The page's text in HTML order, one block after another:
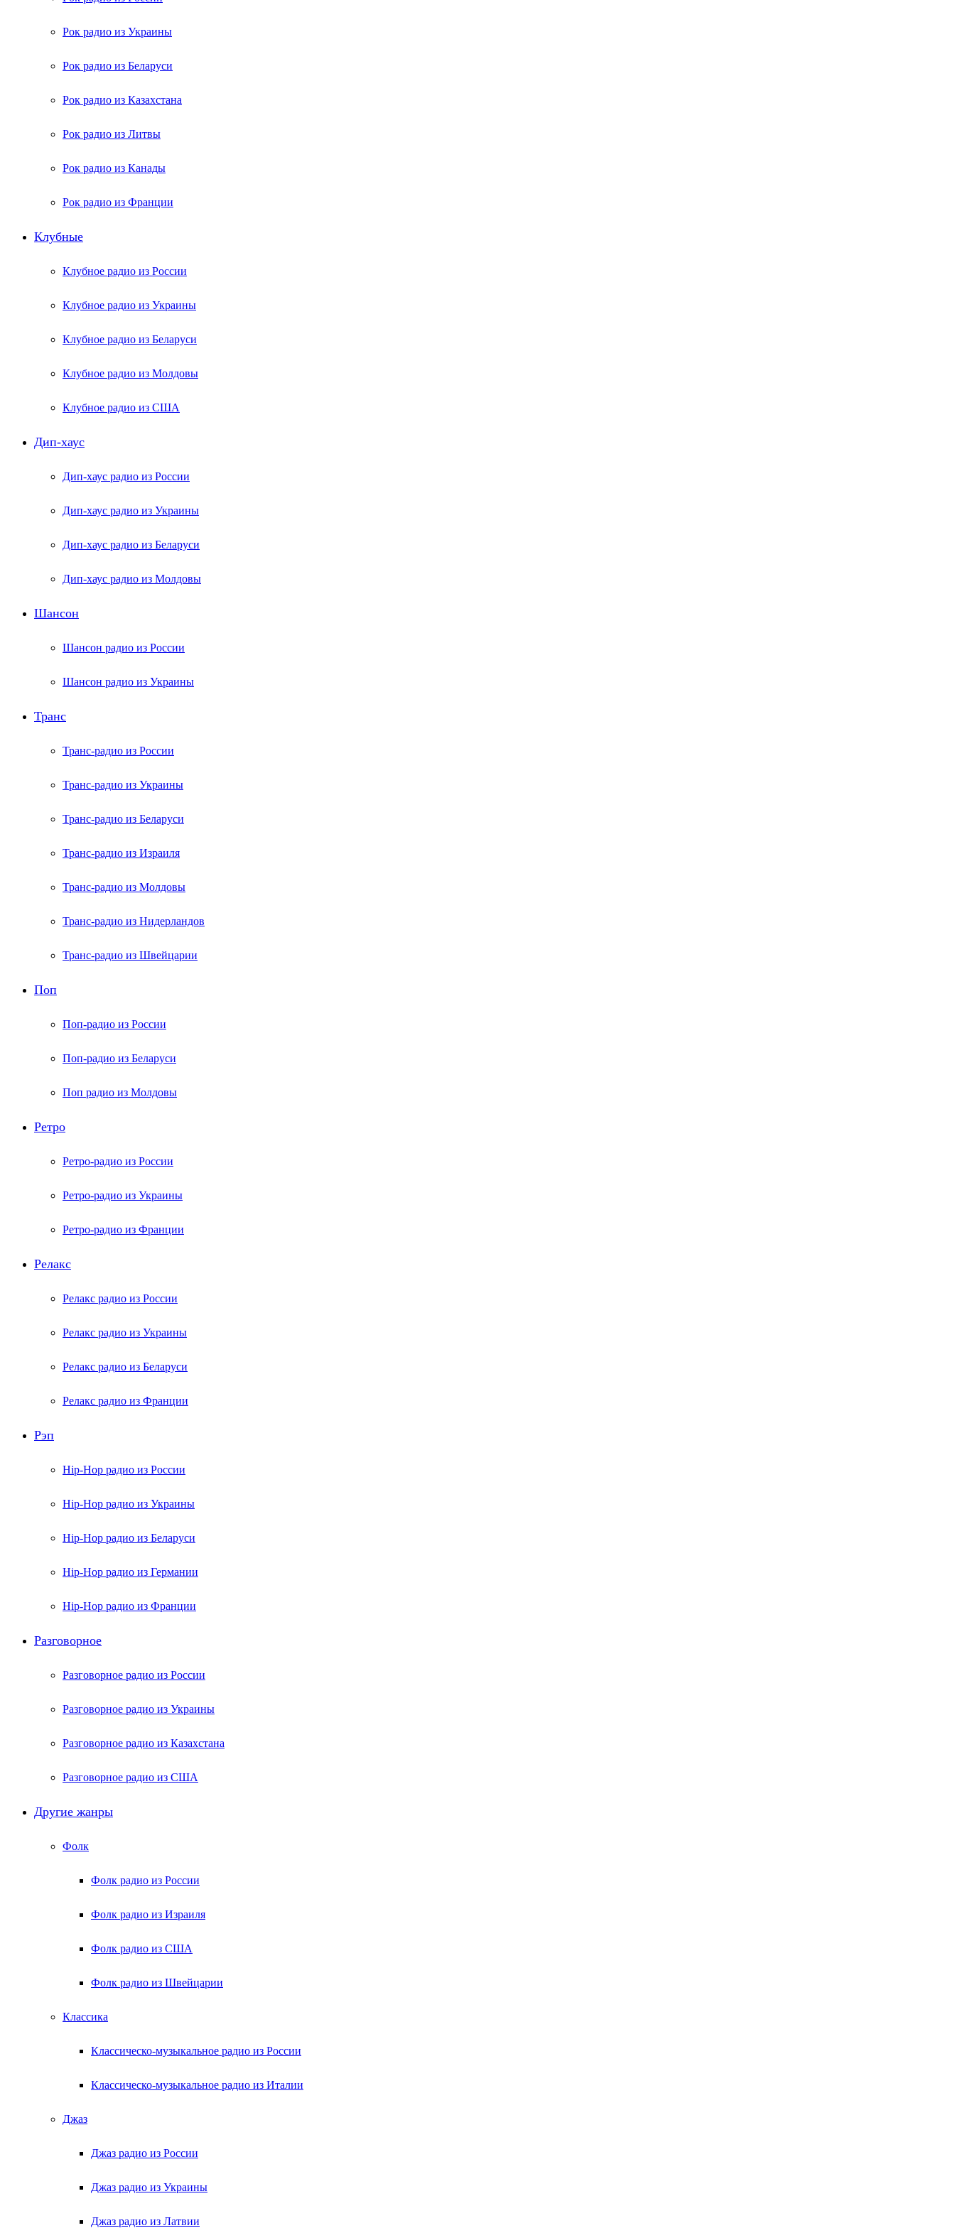
Рок радио из Украины
Рок радио из Беларуси
Рок радио из Казахстана
Рок радио из Литвы
Рок радио из Канады
Рок радио из Франции
Клубные
Клубное радио из России
Клубное радио из Украины
Клубное радио из Беларуси
Клубное радио из Молдовы
Клубное радио из США
Дип-хаус
Дип-хаус радио из России
Дип-хаус радио из Украины
Дип-хаус радио из Беларуси
Дип-хаус радио из Молдовы
Шансон
Шансон радио из России
Шансон радио из Украины
Транс
Транс-радио из России
Транс-радио из Украины
Транс-радио из Беларуси
Транс-радио из Израиля
Транс-радио из Молдовы
Транс-радио из Нидерландов
Транс-радио из Швейцарии
Поп
Поп-радио из России
Поп-радио из Беларуси
Поп радио из Молдовы
Ретро
Ретро-радио из России
Ретро-радио из Украины
Ретро-радио из Франции
Релакс
Релакс радио из России
Релакс радио из Украины
Релакс радио из Беларуси
Релакс радио из Франции
Рэп
Hip-Hop радио из России
Hip-Hop радио из Украины
Hip-Hop радио из Беларуси
Hip-Hop радио из Германии
Hip-Hop радио из Франции
Разговорное
Разговорное радио из России
Разговорное радио из Украины
Разговорное радио из Казахстана
Разговорное радио из США
Другие жанры
Фолк
Фолк радио из России
Фолк радио из Израиля
Фолк радио из США
Фолк радио из Швейцарии
Классика
Классическо-музыкальное радио из России
Классическо-музыкальное радио из Италии
Джаз
Джаз радио из России
Джаз радио из Украины
Джаз радио из Латвии